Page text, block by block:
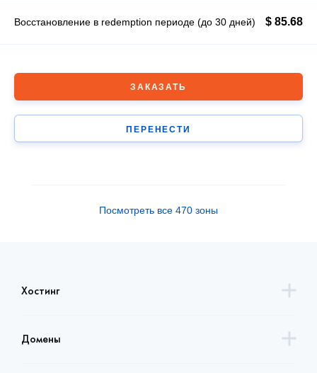
Восстановление в redemption периоде (до 30 дней) $ 85.68
ПЕРЕНЕСТИ
ЗАКАЗАТЬ
Посмотреть все 470 зоны
Хостинг
Домены